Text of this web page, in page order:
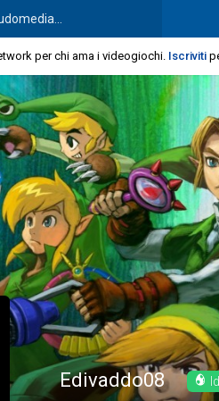
per chi ama i videogiochi. Iscriviti
Edivaddo08